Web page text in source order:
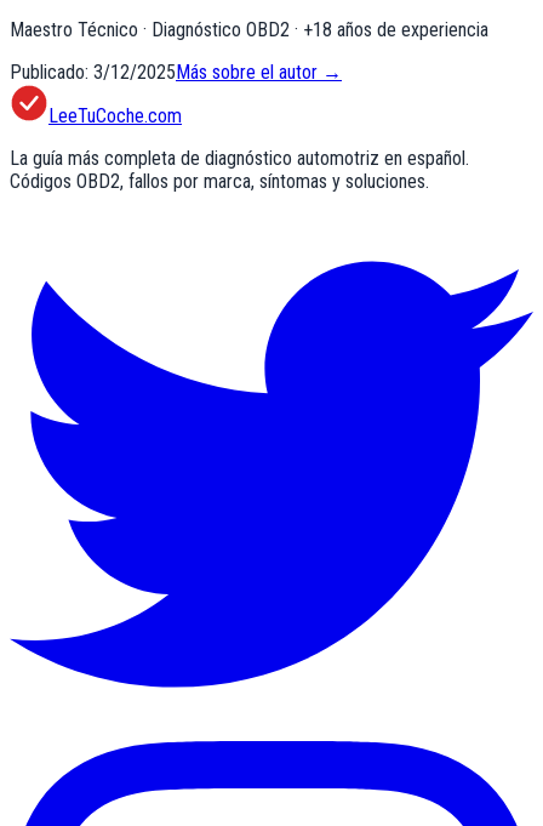
Maestro Técnico · Diagnóstico OBD2 · +18 años de experiencia
Publicado: 3/12/2025Más sobre el autor →
LeeTuCoche.com
La guía más completa de diagnóstico automotriz en español.
Códigos OBD2, fallos por marca, síntomas y soluciones.